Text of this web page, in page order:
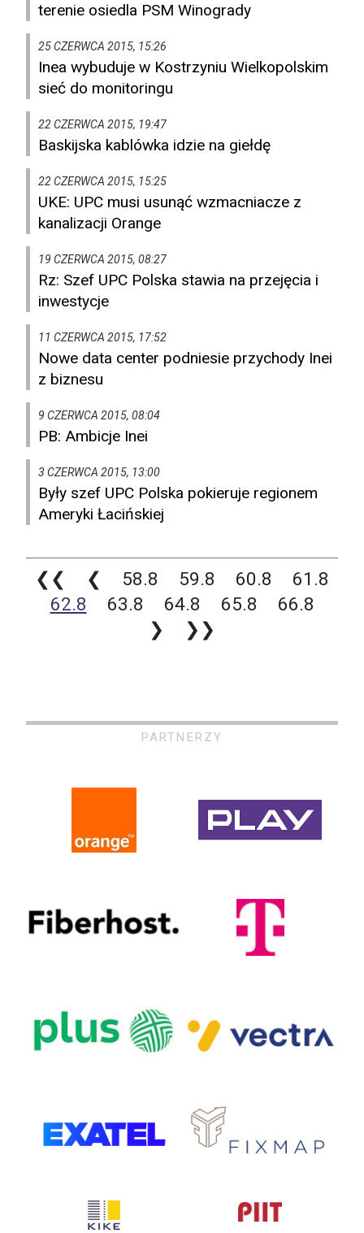
terenie osiedla PSM Winogrady
25 CZERWCA 2015, 15:26
Inea wybuduje w Kostrzyniu Wielkopolskim
sieć do monitoringu
22 CZERWCA 2015, 19:47
Baskijska kablówka idzie na giełdę
22 CZERWCA 2015, 15:25
UKE: UPC musi usunąć wzmacniacze z
kanalizacji Orange
19 CZERWCA 2015, 08:27
Rz: Szef UPC Polska stawia na przejęcia i
inwestycje
11 CZERWCA 2015, 17:52
Nowe data center podniesie przychody Inei
z biznesu
9 CZERWCA 2015, 08:04
PB: Ambicje Inei
3 CZERWCA 2015, 13:00
Były szef UPC Polska pokieruje regionem
Ameryki Łacińskiej
❮❮ ❮ 58.8 59.8 60.8
61.8
62.8
63.8 64.8 65.8
66.8
❯
❯❯
PARTNERZY